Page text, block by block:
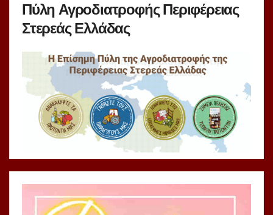
Πύλη Αγροδιατροφής Περιφέρειας
Στερεάς Ελλάδας